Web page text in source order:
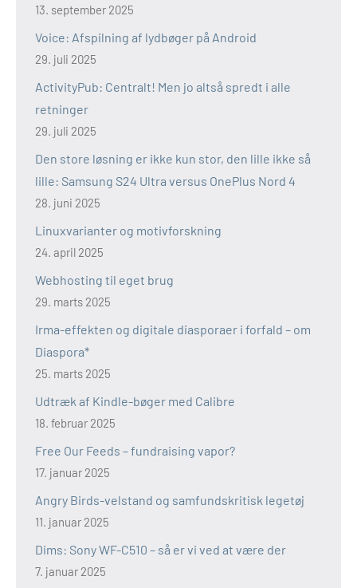
13. september 2025
Voice: Afspilning af lydbøger på Android
29. juli 2025
ActivityPub: Centralt! Men jo altså spredt i alle
retninger
29. juli 2025
Den store løsning er ikke kun stor, den lille ikke så
lille: Samsung S24 Ultra versus OnePlus Nord 4
28. juni 2025
Linuxvarianter og motivforskning
24. april 2025
Webhosting til eget brug
29. marts 2025
Irma-effekten og digitale diasporaer i forfald – om
Diaspora*
25. marts 2025
Udtræk af Kindle-bøger med Calibre
18. februar 2025
Free Our Feeds – fundraising vapor?
17. januar 2025
Angry Birds-velstand og samfundskritisk legetøj
11. januar 2025
Dims: Sony WF-C510 – så er vi ved at være der
7. januar 2025